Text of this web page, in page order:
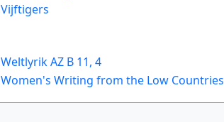
Vijftigers
Weltlyrik AZ B 11, 4
Women's Writing from the Low Countries